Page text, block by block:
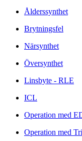
Ålderssynthet
Brytningsfel
Närsynthet
Översynthet
Linsbyte - RLE
ICL
Operation med
Operation med